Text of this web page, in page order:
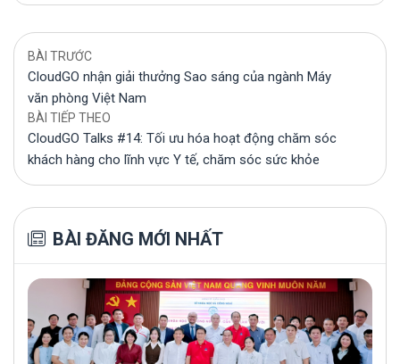
BÀI TRƯỚC
CloudGO nhận giải thưởng Sao sáng của ngành Máy
văn phòng Việt Nam
BÀI TIẾP THEO
CloudGO Talks #14: Tối ưu hóa hoạt động chăm sóc
khách hàng cho lĩnh vực Y tế, chăm sóc sức khỏe
BÀI ĐĂNG MỚI NHẤT